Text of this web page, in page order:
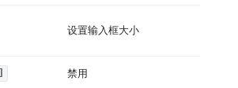
设置输入框大小
禁用